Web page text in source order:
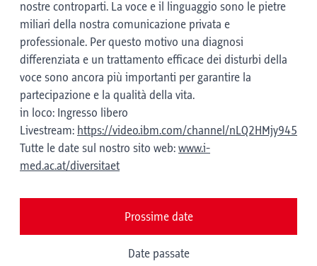
nostre controparti. La voce e il linguaggio sono le pietre
miliari della nostra comunicazione privata e
professionale. Per questo motivo una diagnosi
differenziata e un trattamento efficace dei disturbi della
voce sono ancora più importanti per garantire la
partecipazione e la qualità della vita.
in loco: Ingresso libero
Livestream: https://video.ibm.com/channel/nLQ2HMjy945
Tutte le date sul nostro sito web: www.i-
med.ac.at/diversitaet
Prossime date
Date passate